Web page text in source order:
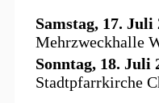
Samstag, 17. Juli
Mehrzweckhalle
Sonntag, 18. Juli
Stadtpfarrkirche